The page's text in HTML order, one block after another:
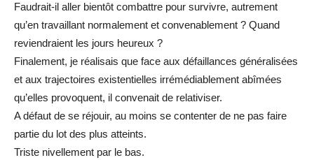
Faudrait-il aller bientôt combattre pour survivre, autrement
qu’en travaillant normalement et convenablement ? Quand
reviendraient les jours heureux ?
Finalement, je réalisais que face aux défaillances généralisées
et aux trajectoires existentielles irrémédiablement abîmées
qu’elles provoquent, il convenait de relativiser.
A défaut de se réjouir, au moins se contenter de ne pas faire
partie du lot des plus atteints.
Triste nivellement par le bas.